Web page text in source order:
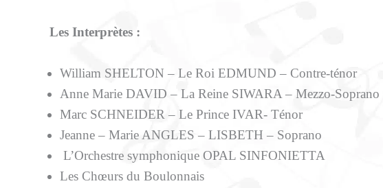
Les Interprètes :
William SHELTON – Le Roi EDMUND – Contre-ténor
Anne Marie DAVID – La Reine SIWARA – Mezzo-Soprano
Marc SCHNEIDER – Le Prince IVAR- Ténor
Jeanne – Marie ANGLES – LISBETH – Soprano
L’Orchestre symphonique OPAL SINFONIETTA
Les Chœurs du Boulonnais